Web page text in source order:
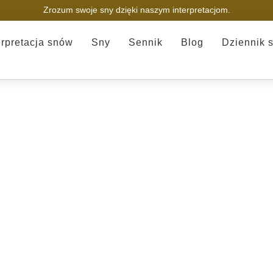
Zrozum swoje sny dzięki naszym interpretacjom.
snów Sny Sennik Blog Dziennik